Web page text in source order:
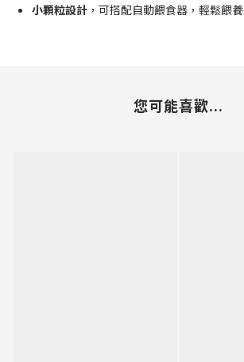
小顆粒設計 ，可搭配自動餵食器，輕鬆餵養
您可能喜歡...